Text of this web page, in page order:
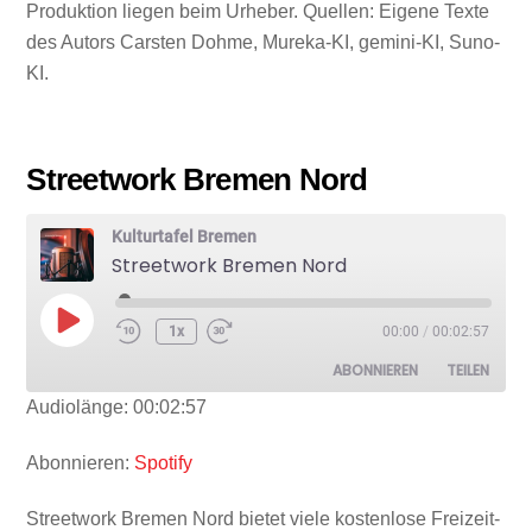
Produktion liegen beim Urheber. Quellen: Eigene Texte
des Autors Carsten Dohme, Mureka-KI, gemini-KI, Suno-
KI.
Streetwork Bremen Nord
Kulturtafel Bremen
Streetwork Bremen Nord
Play
Episode
1x 00:00 / 00:02:57
ABONNIEREN TEILEN
Audiolänge: 00:02:57
Abonnieren: Spotify
Streetwork Bremen Nord bietet viele kostenlose Freizeit-